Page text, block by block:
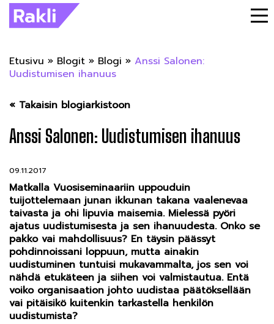
Etusivu » Blogit » Blogi » Anssi Salonen:
Uudistumisen ihanuus
« Takaisin blogiarkistoon
Anssi Salonen: Uudistumisen ihanuus
09.11.2017
Matkalla Vuosiseminaariin uppouduin
tuijottelemaan junan ikkunan takana vaalenevaa
taivasta ja ohi lipuvia maisemia. Mielessä pyöri
ajatus uudistumisesta ja sen ihanuudesta. Onko se
pakko vai mahdollisuus? En täysin päässyt
pohdinnoissani loppuun, mutta ainakin
uudistuminen tuntuisi mukavammalta, jos sen voi
nähdä etukäteen ja siihen voi valmistautua. Entä
voiko organisaation johto uudistaa päätöksellään
vai pitäisikö kuitenkin tarkastella henkilön
uudistumista?